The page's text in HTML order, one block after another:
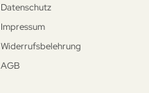
Datenschutz
Impressum
Widerrufsbelehrung
AGB